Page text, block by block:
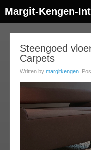
Margit-Kengen-
Steengoed
Carpets
Written by margitkengen .